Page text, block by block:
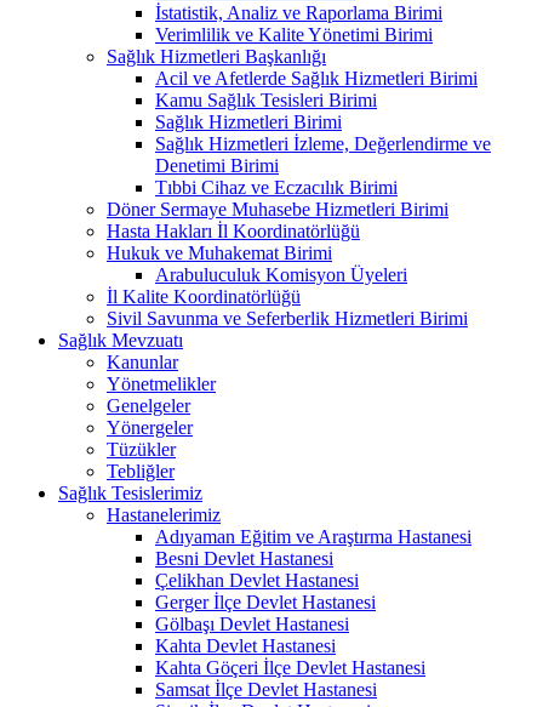
İstatistik, Analiz ve Raporlama Birimi
Verimlilik ve Kalite Yönetimi Birimi
Sağlık Hizmetleri Başkanlığı
Acil ve Afetlerde Sağlık Hizmetleri Birimi
Kamu Sağlık Tesisleri Birimi
Sağlık Hizmetleri Birimi
Sağlık Hizmetleri İzleme, Değerlendirme ve
Denetimi Birimi
Tıbbi Cihaz ve Eczacılık Birimi
Döner Sermaye Muhasebe Hizmetleri Birimi
Hasta Hakları İl Koordinatörlüğü
Hukuk ve Muhakemat Birimi
Arabuluculuk Komisyon Üyeleri
İl Kalite Koordinatörlüğü
Sivil Savunma ve Seferberlik Hizmetleri Birimi
Sağlık Mevzuatı
Kanunlar
Yönetmelikler
Genelgeler
Yönergeler
Tüzükler
Tebliğler
Sağlık Tesislerimiz
Hastanelerimiz
Adıyaman Eğitim ve Araştırma Hastanesi
Besni Devlet Hastanesi
Çelikhan Devlet Hastanesi
Gerger İlçe Devlet Hastanesi
Gölbaşı Devlet Hastanesi
Kahta Devlet Hastanesi
Kahta Göçeri İlçe Devlet Hastanesi
Samsat İlçe Devlet Hastanesi